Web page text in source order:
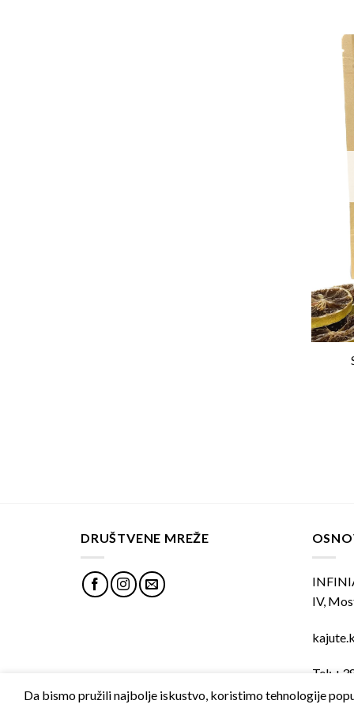
DRUŠTVENE MREŽE
IV,
Tel:
Da bismo pružili najbolje iskustvo, koristimo tehnologije